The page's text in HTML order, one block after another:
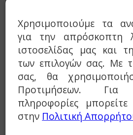
Boiler Calpak Mark 5 Τριπλής
(11155160)
€ 561,00
Χρησιμοποιούμε τα
για την απρόσκοπτη
ιστοσελίδας μας και
των επιλογών σας. Με
σας, θα
Προτιμήσεων. Για
πληροφορίες
στην Πολιτική